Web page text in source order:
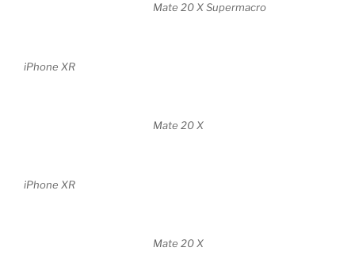
Mate 20 X Supermacro
iPhone XR
Mate 20 X
iPhone XR
Mate 20 X